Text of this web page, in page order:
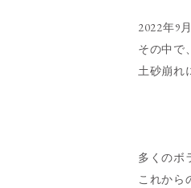
2022年9
その中で
土砂崩れ
多くのボ
これから